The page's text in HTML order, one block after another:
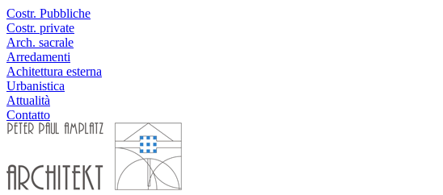
Costr. Pubbliche
Costr. private
Arch. sacrale
Arredamenti
Achitettura esterna
Urbanistica
Attualità
Contatto